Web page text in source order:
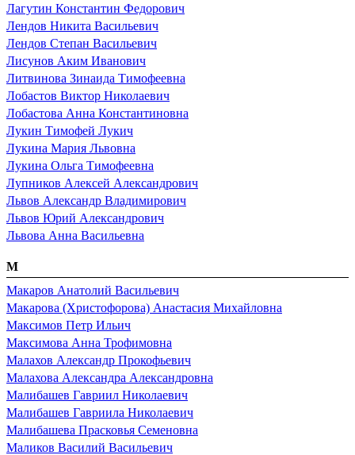
Лагутин Константин Федорович
Лендов Никита Васильевич
Лендов Степан Васильевич
Лисунов Аким Иванович
Литвинова Зинаида Тимофеевна
Лобастов Виктор Николаевич
Лобастова Анна Константиновна
Лукин Тимофей Лукич
Лукина Мария Львовна
Лукина Ольга Тимофеевна
Лупников Алексей Александрович
Львов Александр Владимирович
Львов Юрий Александрович
Львова Анна Васильевна
М
Макаров Анатолий Васильевич
Макарова (Христофорова) Анастасия Михайловна
Максимов Петр Ильич
Максимова Анна Трофимовна
Малахов Александр Прокофьевич
Малахова Александра Александровна
Малибашев Гавриил Николаевич
Малибашев Гавриила Николаевич
Малибашева Прасковья Семеновна
Маликов Василий Васильевич